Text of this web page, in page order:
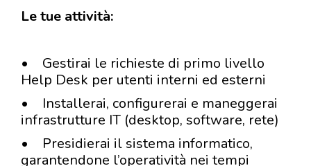
Le tue attività:
• Gestirai le richieste di primo livello
Help Desk per utenti interni ed esterni
• Installerai, configurerai e maneggerai
infrastrutture IT (desktop, software, rete)
• Presidierai il sistema informatico,
garantendone l’operatività nei tempi